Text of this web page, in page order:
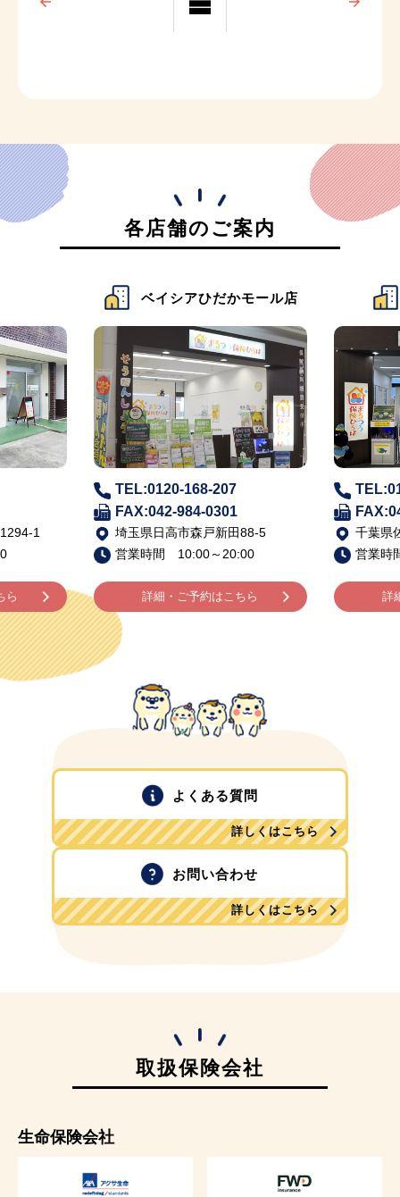
各店舗のご案内
1
ら
ベイシアひだかモール店
TEL:0120-168-207
FAX:042-984-0301
埼玉県日高市森戸新田88-5
営業時間 10:00～20:00
詳細・ご予約はこちら
千葉県
営業時
詳
よくある質問
詳しくはこちら
お問い合わせ
詳しくはこちら
取扱保険会社
生命保険会社